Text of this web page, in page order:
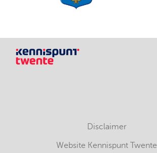
Disclaimer
Website Kennispunt Twente